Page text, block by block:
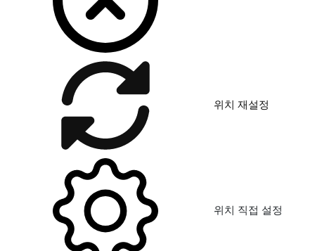
위치 재설정
위치 직접 설정